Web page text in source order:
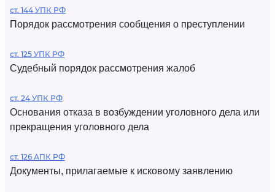
ст. 144 УПК РФ
Порядок рассмотрения сообщения о преступлении
ст. 125 УПК РФ
Судебный порядок рассмотрения жалоб
ст. 24 УПК РФ
Основания отказа в возбуждении уголовного дела или
прекращения уголовного дела
ст. 126 АПК РФ
Документы, прилагаемые к исковому заявлению